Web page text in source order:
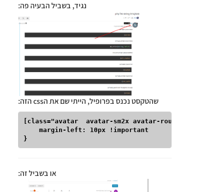
נגיד, בשביל הבעיה פה:
שהטקסט נכנס בפרופיל, הייתי שם את הcss הזה:
[class="avatar  avatar-sm2x avatar-rounded"]{
    margin-left: 10px !important
או בשביל זה: